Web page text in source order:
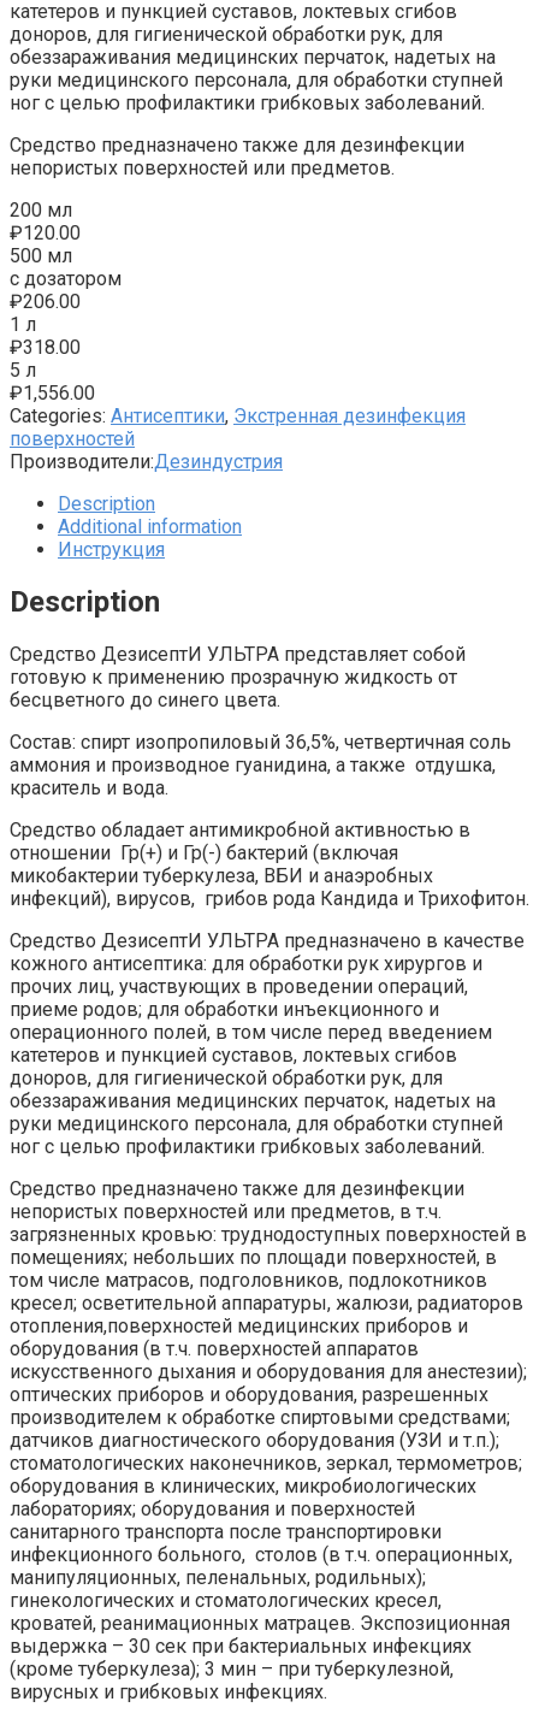
катетеров и пункцией суставов, локтевых сгибов
доноров, для гигиенической обработки рук, для
обеззараживания медицинских перчаток, надетых на
руки медицинского персонала, для обработки ступней
ног с целью профилактики грибковых заболеваний.
Средство предназначено также для дезинфекции
непористых поверхностей или предметов.
200 мл
₽120.00
500 мл
с дозатором
₽206.00
1 л
₽318.00
5 л
₽1,556.00
Categories: Антисептики, Экстренная дезинфекция
поверхностей
Производители:Дезиндустрия
Description
Additional information
Инструкция
Description
Средство ДезисептИ УЛЬТРА представляет собой
готовую к применению прозрачную жидкость от
бесцветного до синего цвета.
Состав: спирт изопропиловый 36,5%, четвертичная соль
аммония и производное гуанидина, а также отдушка,
краситель и вода.
Средство обладает антимикробной активностью в
отношении Гр(+) и Гр(-) бактерий (включая
микобактерии туберкулеза, ВБИ и анаэробных
инфекций), вирусов, грибов рода Кандида и Трихофитон.
Средство ДезисептИ УЛЬТРА предназначено в качестве
кожного антисептика: для обработки рук хирургов и
прочих лиц, участвующих в проведении операций,
приеме родов; для обработки инъекционного и
операционного полей, в том числе перед введением
катетеров и пункцией суставов, локтевых сгибов
доноров, для гигиенической обработки рук, для
обеззараживания медицинских перчаток, надетых на
руки медицинского персонала, для обработки ступней
ног с целью профилактики грибковых заболеваний.
Средство предназначено также для дезинфекции
непористых поверхностей или предметов, в т.ч.
загрязненных кровью: труднодоступных поверхностей в
помещениях; небольших по площади поверхностей, в
том числе матрасов, подголовников, подлокотников
кресел; осветительной аппаратуры, жалюзи, радиаторов
отопления,поверхностей медицинских приборов и
оборудования (в т.ч. поверхностей аппаратов
искусственного дыхания и оборудования для анестезии);
оптических приборов и оборудования, разрешенных
производителем к обработке спиртовыми средствами;
датчиков диагностического оборудования (УЗИ и т.п.);
стоматологических наконечников, зеркал, термометров;
оборудования в клинических, микробиологических
лабораториях; оборудования и поверхностей
санитарного транспорта после транспортировки
инфекционного больного, столов (в т.ч. операционных,
манипуляционных, пеленальных, родильных);
гинекологических и стоматологических кресел,
кроватей, реанимационных матрацев. Экспозиционная
выдержка – 30 сек при бактериальных инфекциях
(кроме туберкулеза); 3 мин – при туберкулезной,
вирусных и грибковых инфекциях.